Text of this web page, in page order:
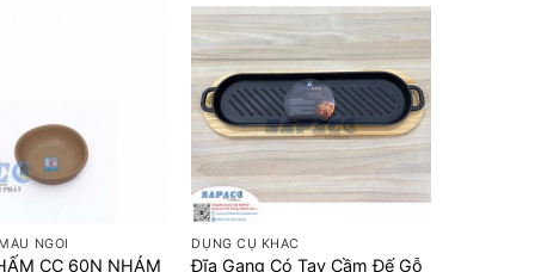
NGÓI
CC 60N NHÁM
+
DỤNG CỤ KHÁC
Đĩa Gang Có Tay Cầm Đế Gỗ